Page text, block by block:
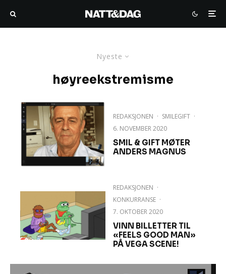
Nyeste
høyreekstremisme
REDAKSJONEN · SMILEGIFT ·
6. NOVEMBER 2020
SMIL & GIFT MØTER
ANDERS MAGNUS
REDAKSJONEN ·
KONKURRANSE ·
7. OKTOBER 2020
VINN BILLETTER TIL
«FEELS GOOD MAN»
PÅ VEGA SCENE!